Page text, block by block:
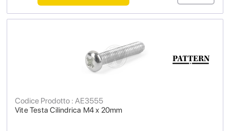
Vite Testa Cilindrica M4 x 20mm
Codice Prodotto : AE3555